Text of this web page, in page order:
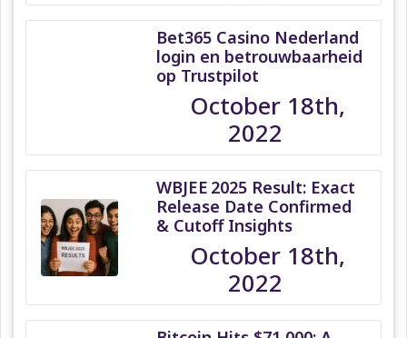
Bet365 Casino Nederland
login en betrouwbaarheid
op Trustpilot
October 18th,
2022
WBJEE 2025 Result: Exact
Release Date Confirmed
& Cutoff Insights
October 18th,
2022